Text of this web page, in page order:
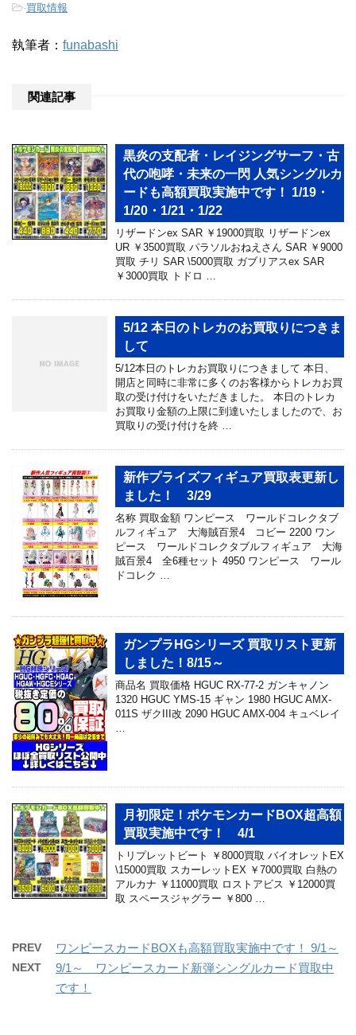
-買取情報
執筆者： funabashi
関連記事
黒炎の支配者・レイジングサーフ・古
代の咆哮・未来の一閃 人気シングルカ
ードも高額買取実施中です！ 1/19・
1/20・1/21・1/22
リザードンex SAR ￥19000買取 リザードンex
UR ￥3500買取 パラソルおねえさん SAR ￥9000
買取 チリ SAR \5000買取 ガブリアスex SAR
￥3000買取 トドロ …
5/12 本日のトレカのお買取りにつきま
して
5/12本日のトレカお買取りにつきまして 本日、
開店と同時に非常に多くのお客様からトレカお買
取の受け付けをいただきました。 本日のトレカ
お買取り金額の上限に到達いたしましたので、お
買取りの受け付けを終 …
新作プライズフィギュア買取表更新し
ました！ 3/29
名称 買取金額 ワンピース ワールドコレクタブ
ルフィギュア 大海賊百景4 コビー 2200 ワン
ピース ワールドコレクタブルフィギュア 大海
賊百景4 全6種セット 4950 ワンピース ワール
ドコレク …
ガンプラHGシリーズ 買取リスト更新
しました！8/15～
商品名 買取価格 HGUC RX-77-2 ガンキャノン
1320 HGUC YMS-15 ギャン 1980 HGUC AMX-
011S ザクIII改 2090 HGUC AMX-004 キュベレイ
…
月初限定！ポケモンカードBOX超高額
買取実施中です！ 4/1
トリプレットビート ￥8000買取 バイオレットEX
\15000買取 スカーレットEX ￥7000買取 白熱の
アルカナ ￥11000買取 ロストアビス ￥12000買
取 スペースジャグラー ￥800 …
PREV ワンピースカードBOXも高額買取実施中です！ 9/1～
NEXT
9/1～ ワンピースカード新弾シングルカード買取中
です！